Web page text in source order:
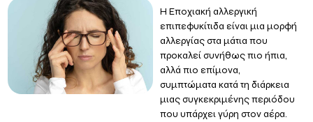
Η Εποχιακή αλλεργική
επιπεφυκίτιδα είναι μια μορφή
αλλεργίας στα μάτια που
προκαλεί συνήθως πιο ήπια,
αλλά πιο επίμονα,
συμπτώματα κατά τη διάρκεια
μιας συγκεκριμένης περιόδου
που υπάρχει γύρη στον αέρα.